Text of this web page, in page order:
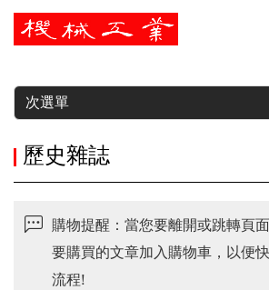
暫停
次選單
歷史雜誌
購物提醒：當您要離開或跳轉頁
要購買的文章加入購物車，以便
流程!